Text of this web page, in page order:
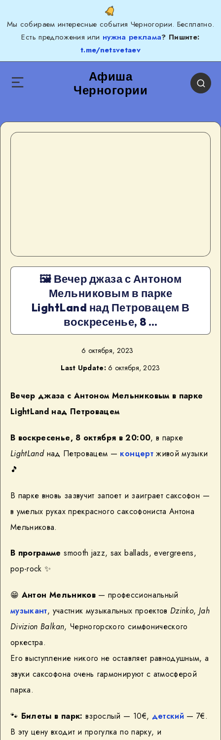
Мы собираем интересные события Черногории. Бесплатно.
Есть предложения или нужна реклама? Пишите:
t.me/netsvetaev
Афиша
Черногории
🖼 Вечер джаза с Антоном
Мельниковым в парке
LightLand над Петровацем В
воскресенье, 8 …
6 октября, 2023
Last Update:6 октября, 2023
Вечер джаза с Антоном Мельниковым в парке
LightLand над Петровацем
В воскресенье, 8 октября в 20:00, в парке
LightLandнад Петровацем — концертживой музыки
🎵
В парке вновь зазвучит запоет и заиграет саксофон —
в умелых руках прекрасного саксофониста Антона
Мельникова.
В программе smooth jazz, sax ballads, evergreens,
pop-rock✨
😁 Антон Мельников— профессиональный
музыкант, участник музыкальных проектовDzinko, Jah
Divizion Balkan, Черногорского симфонического
оркестра.
Его выступление никого не оставляет равнодушным, а
звуки саксофона очень гармонируют с атмосферой
парка.
🐾 Билеты в парк: взрослый — 10€, детский — 7€.
В эту цену входит и прогулка по парку, и